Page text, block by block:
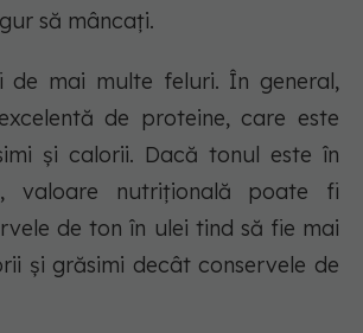
să mâncați.
de mai multe feluri. În general,
de proteine, care este
și calorii. Dacă tonul este în
valoare nutrițională poate fi
de ton în ulei tind să fie mai
și grăsimi decât conservele de